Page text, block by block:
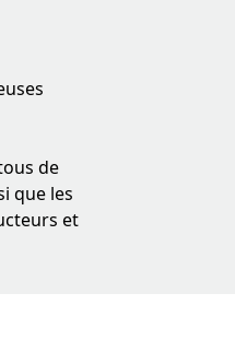
de
que les
et